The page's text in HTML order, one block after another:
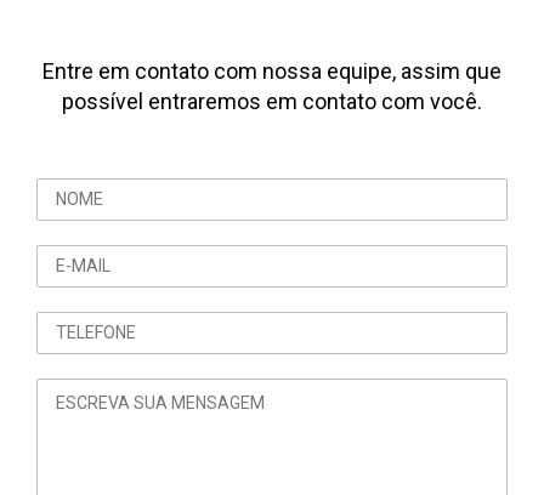
Entre em contato com nossa equipe, assim que
possível entraremos em contato com você.